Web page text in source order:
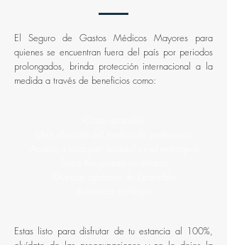
El Seguro de Gastos Médicos Mayores para
quienes se encuentran fuera del país por periodos
prolongados, brinda protección internacional a la
medida a través de beneficios como:
Estas listo para disfrutar de tu estancia al 100%,